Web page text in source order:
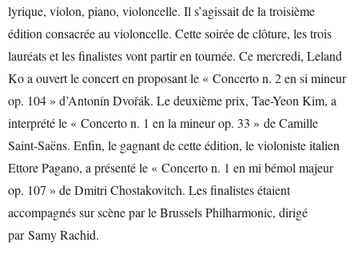
lyrique, violon, piano, violoncelle. Il s’agissait de la troisième
édition consacrée au violoncelle. Cette soirée de clôture, les trois
lauréats et les finalistes vont partir en tournée. Ce mercredi, Leland
Ko a ouvert le concert en proposant le « Concerto n. 2 en si mineur
op. 104 » d’Antonín Dvořák. Le deuxième prix, Tae-Yeon Kim, a
interprété le « Concerto n. 1 en la mineur op. 33 » de Camille
Saint-Saëns. Enfin, le gagnant de cette édition, le violoniste italien
Ettore Pagano, a présenté le « Concerto n. 1 en mi bémol majeur
op. 107 » de Dmitri Chostakovitch. Les finalistes étaient
accompagnés sur scène par le Brussels Philharmonic, dirigé
par Samy Rachid.